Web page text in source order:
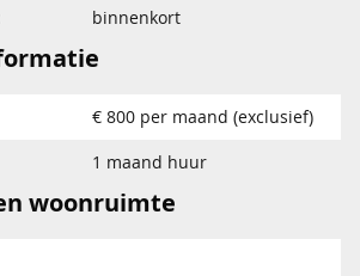
binnenkort
€ 800 per maand (exclusief)
1 maand huur
woonruimte